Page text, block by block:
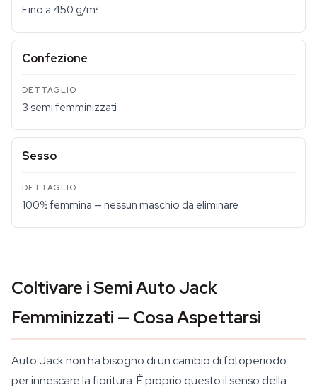
Fino a 450 g/m²
Confezione
3 semi femminizzati
Sesso
100% femmina — nessun maschio da eliminare
Coltivare i Semi Auto Jack
Femminizzati — Cosa Aspettarsi
Auto Jack non ha bisogno di un cambio di fotoperiodo
per innescare la fioritura. È proprio questo il senso della